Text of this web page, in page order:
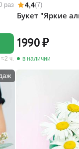
раз
2 ч.
4,4(7)
Букет "Яркие
1990
в наличии